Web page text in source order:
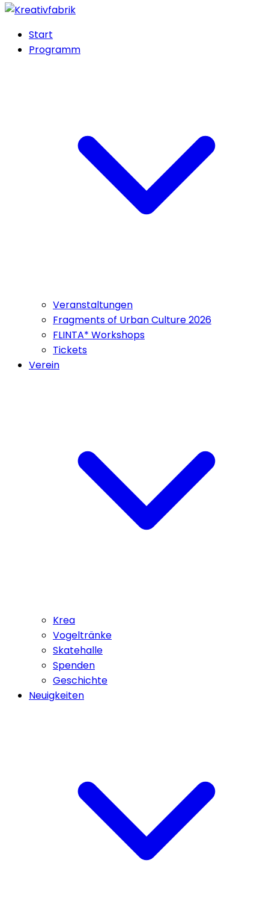
Start
Programm
Veranstaltungen
Fragments of Urban Culture 2026
FLINTA* Workshops
Tickets
Verein
Krea
Vogeltränke
Skatehalle
Spenden
Geschichte
Neuigkeiten